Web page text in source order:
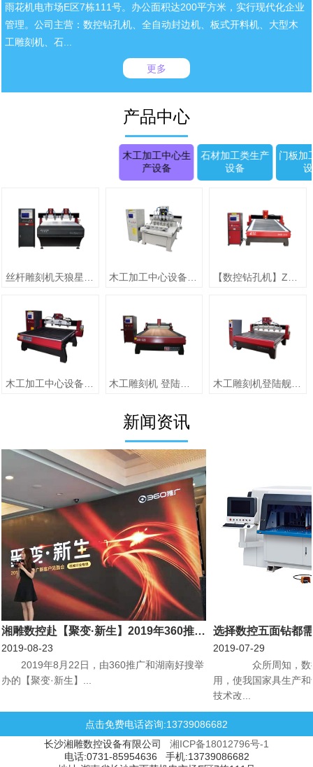
雨花机电市场E区7栋111号。办公面积达200平方米，实行现代化企业
管理。公司主营：数控钻孔机、全自动封边机、板式开料机、大型木
工雕刻机、石...
更多
产品中心
木工加工中心生
产设备
石材加工类生产
设备
门板加
木工雕刻机登陆舰系列 ZMD-1618A
新闻资讯
湘雕数控赴【聚变·新生】2019年360推广新客户见面会机械行业专场会议
2019-08-23
​2019年8月22日，由360推广和湖南好搜举
办的【聚变·新生】...
选择数控五面钻都
2019-07-29
众所周知，数
用，使我国家具生产
技术改...
点击免费电话咨询:13739086682
长沙湘雕数控设备有限公司 湘ICP备18012796号-1
电话:0731-85954636 手机:13739086682